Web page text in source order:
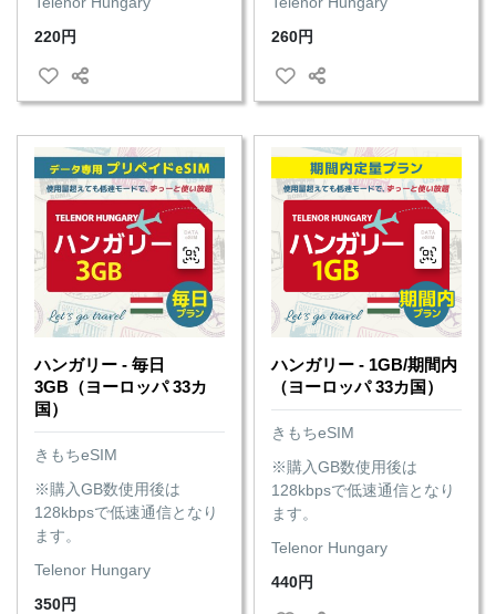
220円
260円
ハンガリー - 毎日
3GB（ヨーロッパ 33カ
国）
きもちeSIM
※購入GB数使用後は
128kbpsで低速通信となり
ます。
Telenor Hungary
350円
ハンガリー - 1GB/期間内
（ヨーロッパ 33カ国）
きもちeSIM
※購入GB数使用後は
128kbpsで低速通信となり
ます。
Telenor Hungary
440円